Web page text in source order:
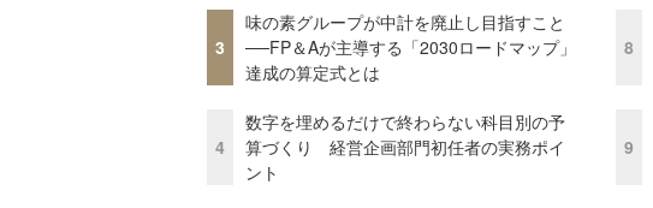
3
味の素グループが中計を廃止し目指すこと
──FP＆Aが主導する「2030ロードマップ」
達成の算定式とは
4
数字を埋めるだけで終わらない科目別の予
算づくり 経営企画部門初任者の実務ポイ
ント
8
9